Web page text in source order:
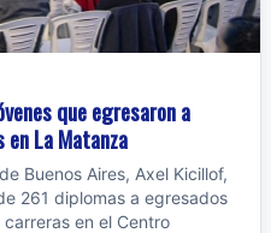
que egresaron a
La Matanza
Buenos Aires, Axel Kicillof,
261 diplomas a egresados
en el Centro